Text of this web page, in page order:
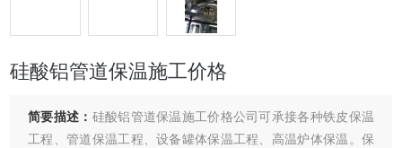
硅酸铝管道保温施工价格
简要描述： 硅酸铝管道保温施工价格公司可承接各种铁皮保温
工程、管道保温工程、设备罐体保温工程、高温炉体保温。保